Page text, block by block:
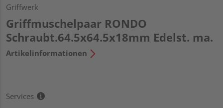
Griffwerk
Griffmuschelpaar RONDO
Schraubt.64.5x64.5x18mm Edelst. ma.
Artikelinformationen
Services